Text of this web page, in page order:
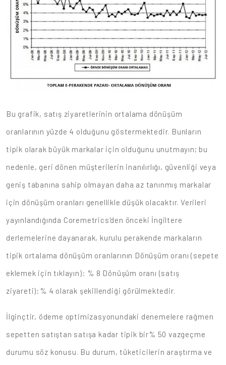
Bu grafik, satış ziyaretlerinin ortalama dönüşüm
oranlarının yüzde 4 olduğunu göstermektedir. Bunların
tipik olarak büyük markalar için olduğunu unutmayın; bu
nedenle, geri dönen müşterilerin inanılırlığı, güvenliği veya
geniş tabanına sahip olmayan daha az tanınmış markalar
için dönüşüm oranları genellikle düşük olacaktır. Verileri
yayınlandığında Coremetrics'den önceki İngiltere
derlemelerine dayanarak, kurulu perakende markaların
tipik ortalama dönüşüm oranlarının Dönüşüm oranı (sepete
eklemek için tıklayın): % 8 Dönüşüm oranı (satış
ziyareti):% 4 olarak şekillendiği görülmektedir.
İlginçtir, ödeme optimizasyonundaki denemelere rağmen
sepetten satıştan satışa kadar tipik bir% 50 vazgeçme
durumu söz konusu. Bu durum, tüketicilerin araştırma ve